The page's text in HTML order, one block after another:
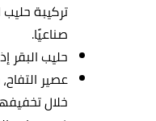
تركيبة
صناعيًا.
حليب البقر
عصير
خلال